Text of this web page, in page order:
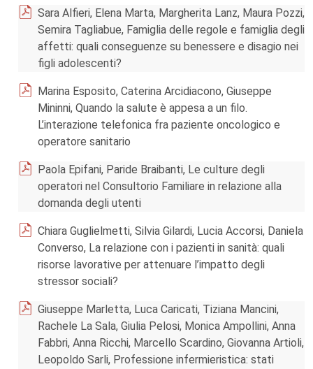
Sara Alfieri, Elena Marta, Margherita Lanz, Maura Pozzi,
Semira Tagliabue, Famiglia delle regole e famiglia degli
affetti: quali conseguenze su benessere e disagio nei
figli adolescenti?
Marina Esposito, Caterina Arcidiacono, Giuseppe
Mininni, Quando la salute è appesa a un filo.
L’interazione telefonica fra paziente oncologico e
operatore sanitario
Paola Epifani, Paride Braibanti, Le culture degli
operatori nel Consultorio Familiare in relazione alla
domanda degli utenti
Chiara Guglielmetti, Silvia Gilardi, Lucia Accorsi, Daniela
Converso, La relazione con i pazienti in sanità: quali
risorse lavorative per attenuare l’impatto degli
stressor sociali?
Giuseppe Marletta, Luca Caricati, Tiziana Mancini,
Rachele La Sala, Giulia Pelosi, Monica Ampollini, Anna
Fabbri, Anna Ricchi, Marcello Scardino, Giovanna Artioli,
Leopoldo Sarli, Professione infermieristica: stati